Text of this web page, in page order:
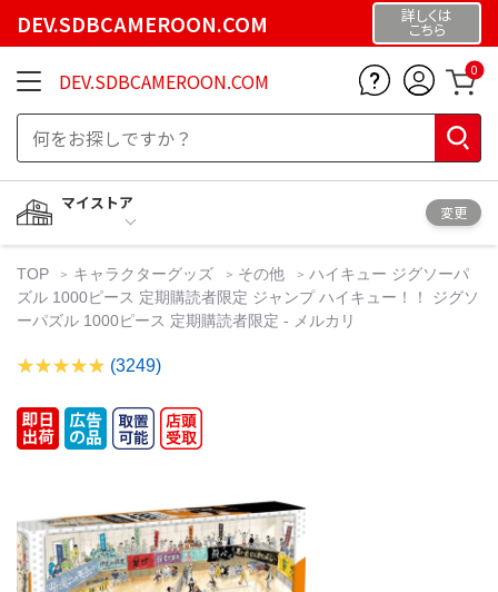
DEV.SDBCAMEROON.COM 詳しくは
こちら
DEV.SDBCAMEROON.COM 0
マイストア
変更
TOP キャラクターグッズ その他
ハイキュー ジグソーパ
ズル 1000ピース 定期購読者限定 ジャンプ ハイキュー！！ ジグソ
ーパズル 1000ピース 定期購読者限定 - メルカリ
(3249)